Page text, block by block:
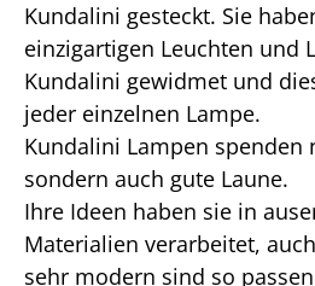
Kundalini gesteckt. Sie
einzigartigen Leuchten und
Kundalini gewidmet und
jeder einzelnen Lampe.
Kundalini Lampen spenden
sondern auch gute Laune.
Ihre Ideen haben sie in
Materialien verarbeitet,
sehr modern sind so